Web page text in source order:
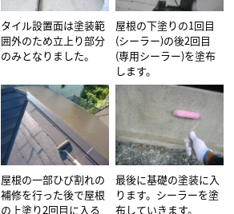
タイル設置面は塗装範
囲外のため立上り部分
のみとなりました。
屋根の下塗りの1回目
(シーラー)の後2回目
(専用シーラー)を塗布
します。
屋根の一部ひび割れの
補修を行った後で屋根
の上塗り2回目に入る
最後に基礎の塗装に入
ります。シーラーを塗
布していきます。